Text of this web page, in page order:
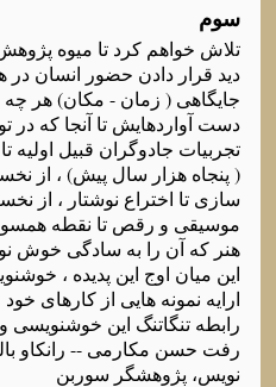
سوم
تلاش خواهم کرد تا میوه
دید قرار دادن حضور انسان در
جایگاهی ( زمان - مکان) هر چه
دست آواردهایش تا آنجا که
تجربیات جادوگران قبیل اولیه
( پنجاه هزار سال پیش) ، از
سازی تا اختراع نوشتار ، از
موسیقی و رقص تا نقطه
هنر که آن را به سادگی خوش
این میان اوج این پدیده ،
ارایه نمونه هایی از کارهای
رابطه تنگاتنگ این خوشنویسی
رفت حسن مکارمی -- رانکاو
نویس، پژوهشگر سوربن